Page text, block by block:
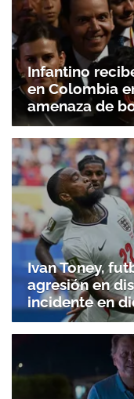
Infantino
en Colombia
amenaza de
Ivan Toney,
agresión en
incidente en